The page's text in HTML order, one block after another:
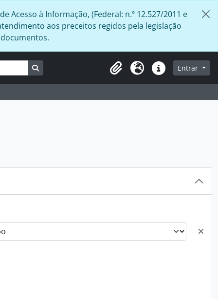
à Informação, (Federal: n.º 12.527/2011 e
aos preceitos regidos pela legislação
Busque na página de navegação
Área de Transferência
Idioma Atalhos Entrar